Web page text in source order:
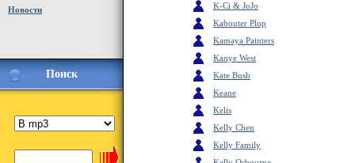
Новости
Поиск
K-Ci & JoJo
Kabouter Plop
Kamaya Painters
Kanye West
Kate Bush
Keane
Kelis
Kelly Chen
Kelly Family